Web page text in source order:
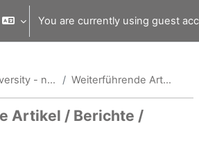
You are currently using guest
Diversity - nicht nur Gender... Weiterführende Artikel / Berichte / Literatur
Artikel / Berichte /